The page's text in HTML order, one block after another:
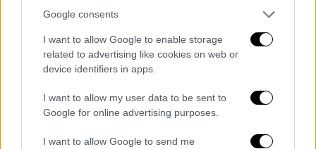
Google consents
I want to allow Google to enable storage
related to advertising like cookies on web or
device identifiers in apps.
I want to allow my user data to be sent to
Google for online advertising purposes.
I want to allow Google to send me
τη συνεργασία τους στην άμυνα και στη μάχη
κατά της παράνομης μετανάστευσης. Το
Ηνωμένο Βασίλειο και η Γερμανία
συμμερίζονται μια «κοινή προσέγγιση σε
ουσιώδη ζητήματα και προκλήσεις», κυρίως
στον πόλεμο στην Ουκρανία, δήλωσε ο Κιρ